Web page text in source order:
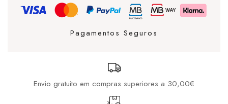
Pagamentos Seguros
Envio gratuito em compras superiores a 30,00€